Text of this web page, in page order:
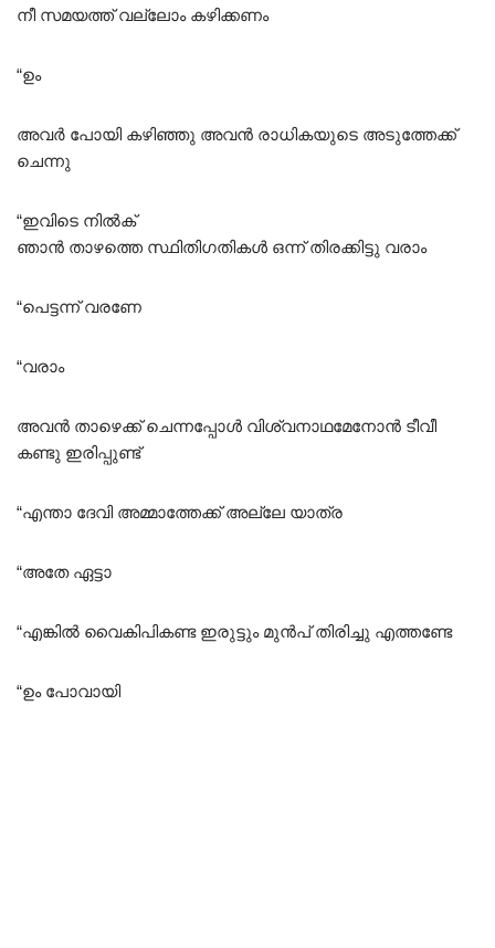
നീ സമയത്ത് വല്ലോം കഴിക്കണം
“ഉം
അവർ പോയി കഴിഞ്ഞു അവൻ രാധികയുടെ അടുത്തേക്ക്
ചെന്നു
“ഇവിടെ നിൽക്
ഞാൻ താഴത്തെ സ്ഥിതിഗതികൾ ഒന്ന് തിരക്കിട്ടു വരാം
“പെട്ടന്ന് വരണേ
“വരാം
അവൻ താഴെക്ക് ചെന്നപ്പോൾ വിശ്വനാഥമേനോൻ ടീവീ
കണ്ടു ഇരിപ്പുണ്ട്
“എന്താ ദേവി അമ്മാത്തേക്ക് അല്ലേ യാത്ര
“അതേ ഏട്ടാ
“എങ്കിൽ വൈകിപികണ്ട ഇരുട്ടും മുൻപ് തിരിച്ചു എത്തണ്ടേ
“ഉം പോവായി